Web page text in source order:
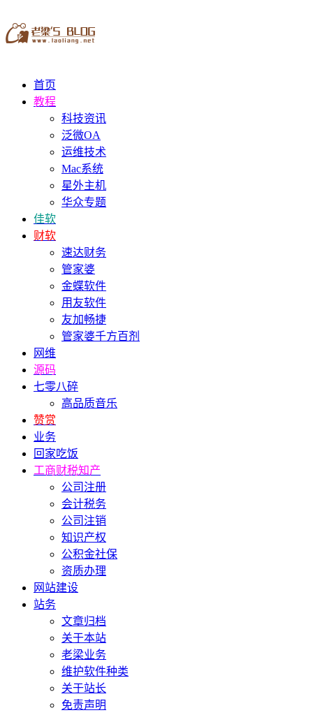
首页
教程
科技资讯
泛微OA
运维技术
Mac系统
星外主机
华众专题
佳软
财软
速达财务
管家婆
金蝶软件
用友软件
友加畅捷
管家婆千方百剂
网维
源码
七零八碎
高品质音乐
赞赏
业务
回家吃饭
工商财税知产
公司注册
会计税务
公司注销
知识产权
公积金社保
资质办理
网站建设
站务
文章归档
关于本站
老梁业务
维护软件种类
关于站长
免责声明